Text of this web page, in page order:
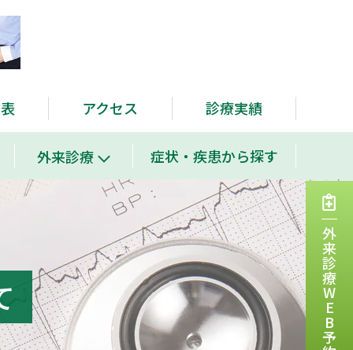
アクセス 診療実績
外来診療 症状・疾患から探す
外来診療WEB予約